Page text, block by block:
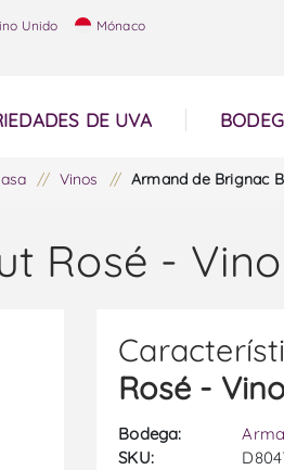
Unido Mónaco
DE UVA
/ Vinos / Armand de Brignac
Rosé -
Rosé -
Bodega:
SKU: